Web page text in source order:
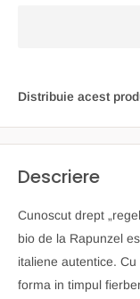
Distribuie acest
Descriere
Cunoscut drept
bio de la Rapunzel
italiene autentice.
forma in timpul